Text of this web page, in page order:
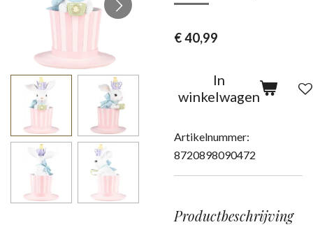
€ 40,99
In
winkelwagen
Artikelnummer:
8720898090472
Productbeschrijving